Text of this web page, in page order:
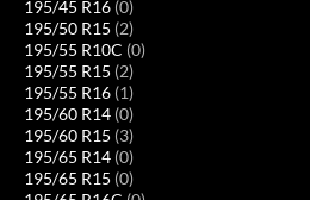
195/45 R16 (0)
195/50 R15 (2)
195/55 R10C (0)
195/55 R15 (2)
195/55 R16 (1)
195/60 R14 (0)
195/60 R15 (3)
195/65 R14 (0)
195/65 R15 (0)